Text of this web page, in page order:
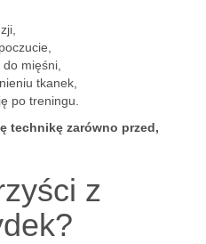
mięśni,
tkanek,
po treningu.
technikę zarówno przed,
z